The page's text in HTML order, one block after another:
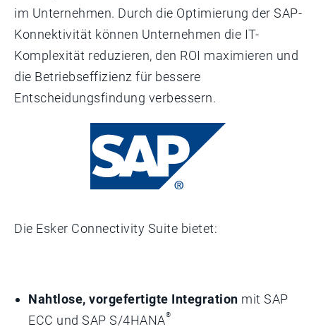
im Unternehmen. Durch die Optimierung der SAP-
Konnektivität können Unternehmen die IT-
Komplexität reduzieren, den ROI maximieren und
die Betriebseffizienz für bessere
Entscheidungsfindung verbessern.
Die Esker Connectivity Suite bietet:
Nahtlose, vorgefertigte Integration mit SAP
ECC und SAP S/4HANA®